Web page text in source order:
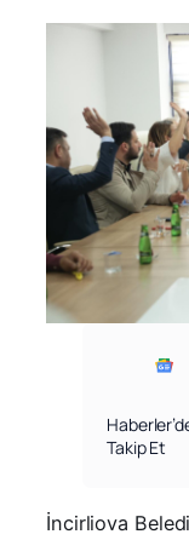
Takip Et
İncirliova